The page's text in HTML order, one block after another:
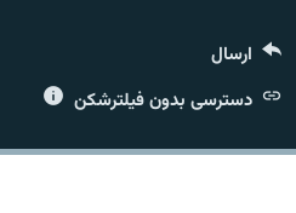
زبان‌های دیگر
ارسال
دسترسی بدون فیلترشکن